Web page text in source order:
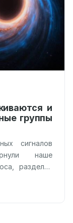
и
группы
сигналов
наше
разделив
KAGRA